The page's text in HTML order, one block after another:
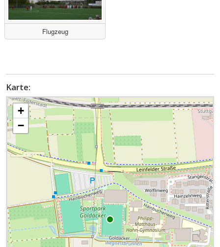
Flugzeug
Karte:
+
−